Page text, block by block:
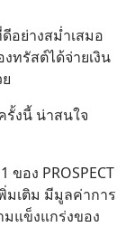
อย่างสม่ำเสมอ
ทรัสต์ได้จ่ายเงิน
รั้งนี้ น่าสนใจ
อง PROSPECT
มเติม มีมูลค่าการ
มแข็งแกร่งของ